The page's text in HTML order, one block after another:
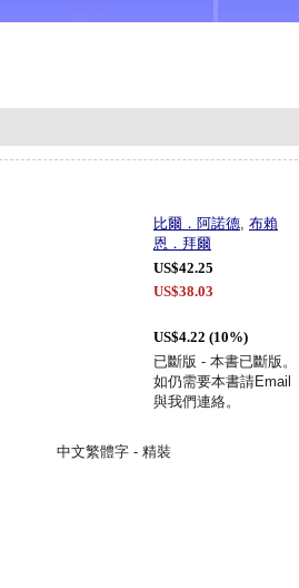
比爾．阿諾德, 布賴
恩．拜爾
US$42.25
US$38.03
US$4.22 (10%)
已斷版 - 本書已斷版。
如仍需要本書請Email
與我們連絡。
中文繁體字 - 精裝